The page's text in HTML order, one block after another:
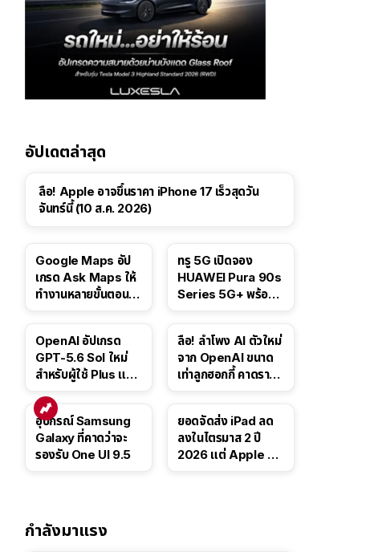
อัปเดตล่าสุด
ลือ! Apple อาจขึ้นราคา iPhone 17 เร็วสุดวัน
จันทร์นี้ (10 ส.ค. 2026)
Google Maps อัป
เกรด Ask Maps ให้
ทำงานหลายขั้นตอนได้
สาธารณะ
ทรู 5G เปิดจอง
HUAWEI Pura 90s
Series 5G+ พร้อม
OpenAI อัปเกรด
GPT-5.6 Sol ใหม่
สำหรับผู้ใช้ Plus และ
5.6 Luna ให้ผู้ใช้ฟรี
ลือ! ลำโพง AI ตัวใหม่
จาก OpenAI ขนาด
เท่าลูกฮอกกี้ คาดราคา
อุปกรณ์ Samsung
Galaxy ที่คาดว่าจะ
รองรับ One UI 9.5
ยอดจัดส่ง iPad ลด
ลงในไตรมาส 2 ปี
2026 แต่ Apple ยัง
กำลังมาแรง